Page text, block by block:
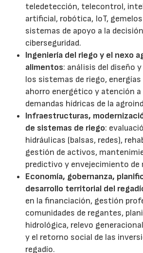
teledetección, telecontrol,
artificial, robótica, IoT,
sistemas de apoyo a la
ciberseguridad.
Ingeniería del riego y el nexo
alimentos: análisis del diseño
los sistemas de riego, energías
ahorro energético y atención a
demandas hídricas de la
Infraestructuras,
de sistemas de riego:
hidráulicas (balsas, redes),
gestión de activos,
predictivo y envejecimiento de
Economía, gobernanza,
desarrollo territorial del
en la financiación, gestión
comunidades de regantes,
hidrológica, relevo
y el retorno social de las
regadío.